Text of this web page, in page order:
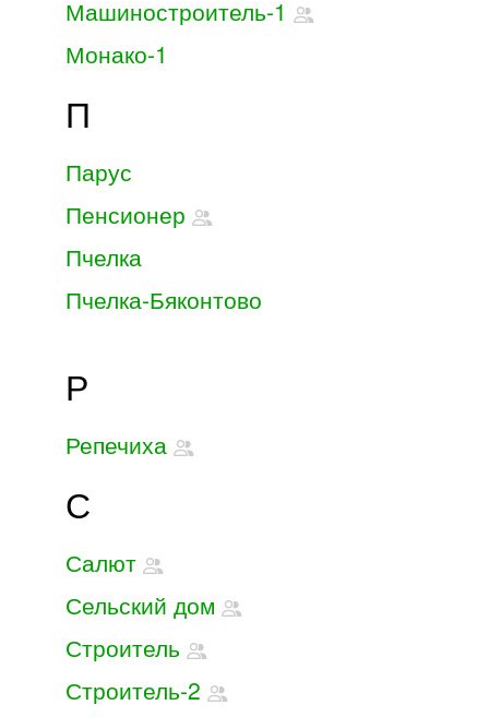
Машиностроитель-1
Монако-1
П
Парус
Пенсионер
Пчелка
Пчелка-Бяконтово
Р
Репечиха
С
Салют
Сельский дом
Строитель
Строитель-2